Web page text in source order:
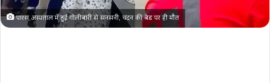
पारस अस्पताल में हुई गोलीबारी से सनसनी, चंदन की बेड पर ही मौत